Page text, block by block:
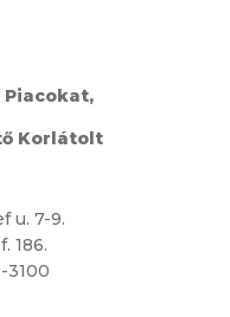
Piacokat,
Korlátolt
u. 7-9.
186.
3100